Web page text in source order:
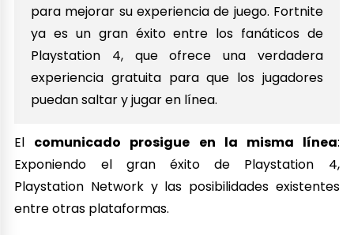
para mejorar su experiencia de juego. Fortnite
ya es un gran éxito entre los fanáticos de
Playstation 4, que ofrece una verdadera
experiencia gratuita para que los jugadores
puedan saltar y jugar en línea.
El comunicado prosigue en la misma línea:
Exponiendo el gran éxito de Playstation 4,
Playstation Network y las posibilidades existentes
entre otras plataformas.